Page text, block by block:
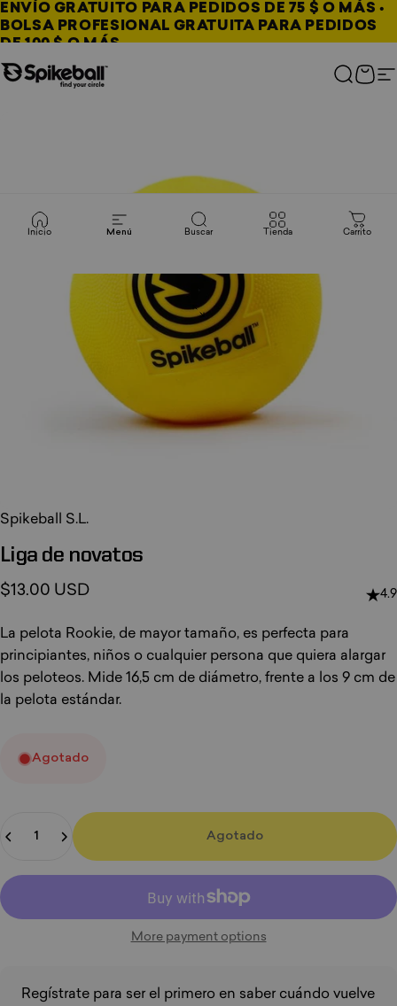
Ir al contenido
ENVÍO GRATUITO PARA PEDIDOS DE 75 $ O MÁS •
BOLSA PROFESIONAL GRATUITA PARA PEDIDOS
DE 100 $ O MÁS
Tienda Spikeball Buscar
Inicio Menú Buscar Tienda Carrito
Spikeball S.L.
Liga de novatos
$13.00 USD 4.9
La pelota Rookie, de mayor tamaño, es perfecta para
principiantes, niños o cualquier persona que quiera alargar
los peloteos. Mide 16,5 cm de diámetro, frente a los 9 cm de
la pelota estándar.
Agotado
Agotado
More payment options
Regístrate para ser el primero en saber cuándo vuelve